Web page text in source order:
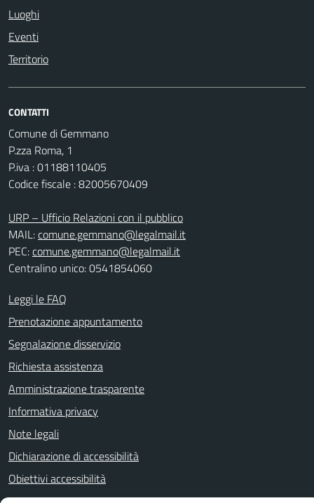
Luoghi
Eventi
Territorio
CONTATTI
Comune di Gemmano
P.zza Roma, 1
P.iva : 01188110405
Codice fiscale : 82005670409
URP – Ufficio Relazioni con il pubblico
MAIL:comune.gemmano@legalmail.it
PEC:comune.gemmano@legalmail.it
Centralino unico: 0541854060
Leggi le FAQ
Prenotazione appuntamento
Segnalazione disservizio
Richiesta assistenza
Amministrazione trasparente
Informativa privacy
Note legali
Dichiarazione di accessibilità
Obiettivi accessibilità